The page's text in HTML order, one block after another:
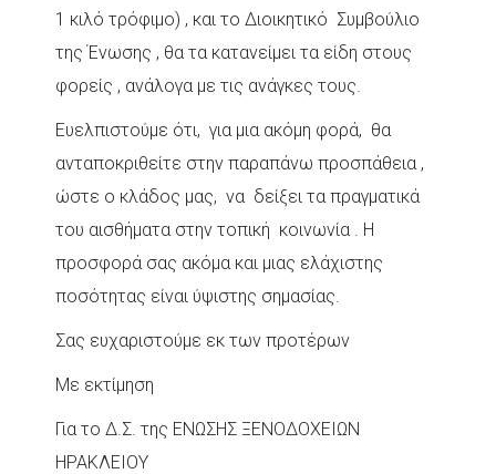
1 κιλό τρόφιμο) , και το Διοικητικό Συμβούλιο
της Ένωσης , θα τα κατανείμει τα είδη στους
φορείς , ανάλογα με τις ανάγκες τους.
Ευελπιστούμε ότι, για μια ακόμη φορά, θα
ανταποκριθείτε στην παραπάνω προσπάθεια ,
ώστε ο κλάδος μας, να δείξει τα πραγματικά
του αισθήματα στην τοπική κοινωνία . Η
προσφορά σας ακόμα και μιας ελάχιστης
ποσότητας είναι ύψιστης σημασίας.
Σας ευχαριστούμε εκ των προτέρων
Με εκτίμηση
Για το Δ.Σ. της ΕΝΩΣΗΣ ΞΕΝΟΔΟΧΕΙΩΝ
ΗΡΑΚΛΕΙΟΥ